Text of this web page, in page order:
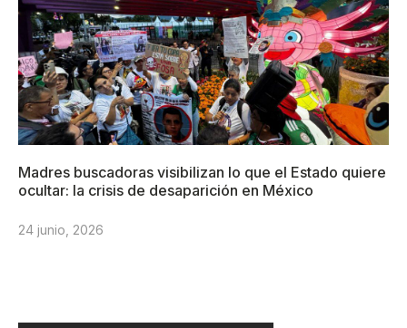
Madres buscadoras visibilizan lo que el Estado quiere
ocultar: la crisis de desaparición en México
24 junio, 2026